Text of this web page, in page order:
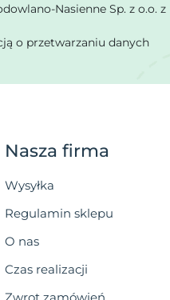
Nasienne Sp. z o.o. z
o przetwarzaniu danych
Nasza firma
Wysyłka
Regulamin sklepu
O nas
Czas realizacji